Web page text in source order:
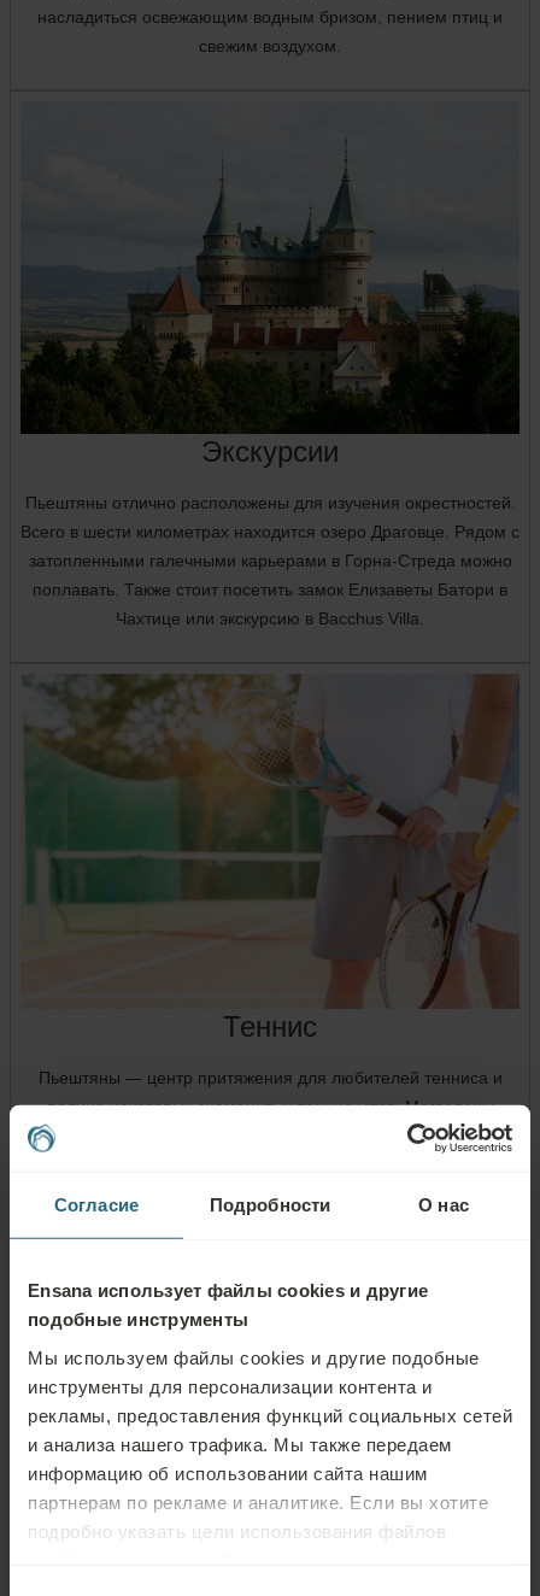
Согласие Подробности О нас
Ensana использует файлы cookies и другие
подобные инструменты
Мы используем файлы cookies и другие подобные
инструменты для персонализации контента и
рекламы, предоставления функций социальных сетей
и анализа нашего трафика. Мы также передаем
информацию об использовании сайта нашим
партнерам по рекламе и аналитике. Если вы хотите
подробно указать цели использования файлов
насладиться освежающим водным бризом, пением птиц и
свежим воздухом.
Экскурсии
Пьештяны отлично расположены для изучения окрестностей.
Всего в шести километрах находится озеро Драговце. Рядом с
затопленными галечными карьерами в Горна-Стреда можно
поплавать. Также стоит посетить замок Елизаветы Батори в
Чахтице или экскурсию в Bacchus Villa.
Теннис
Пьештяны — центр притяжения для любителей тенниса и
родина некоторых знаменитых теннисистов: Магдалены
Рыбариковой, Доминики Цибулковой и Лукаша Лацко. Кроме
чемпионаты. Поэтому теннисных кортов здесь достаточно. В
покрытием (2 в помещении и 2 на территории комплекса).